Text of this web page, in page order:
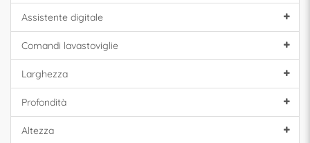
Assistente digitale
Comandi lavastoviglie
Larghezza
Profondità
Altezza